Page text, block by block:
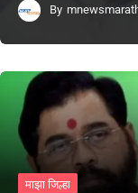
By
माझा जिल्हा